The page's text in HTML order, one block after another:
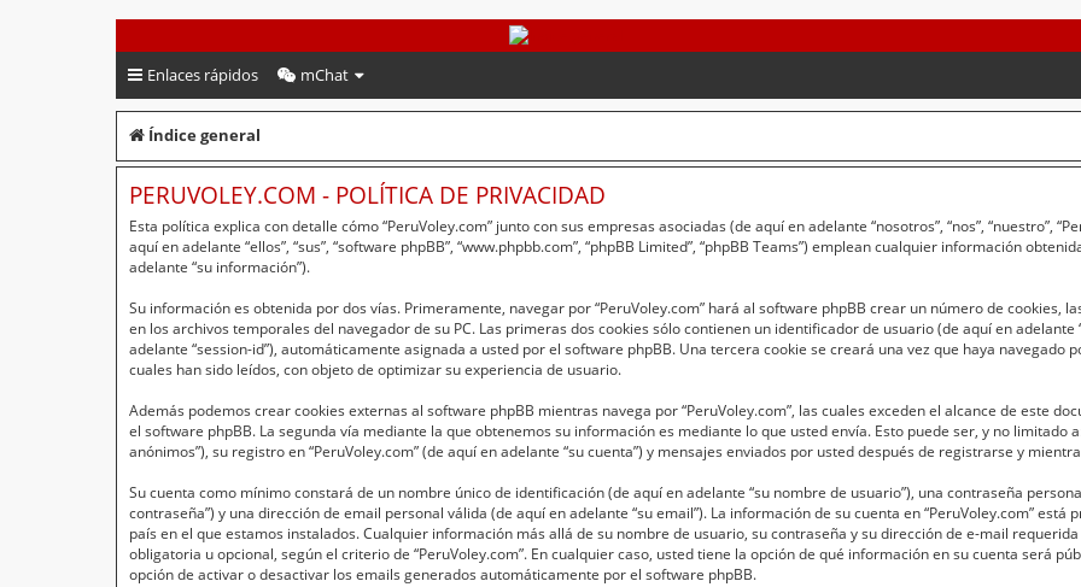
PeruVoley.com
Enlaces rápidos mChat
Índice general
PERUVOLEY.COM - POLÍTICA DE PRIVACIDAD
Esta política explica con detalle cómo “PeruVoley.com” junto con sus empresas asociadas (de aquí en adelante “nosotros”, “nos”, “nuestro”,
aquí en adelante “ellos”, “sus”, “software phpBB”, “www.phpbb.com”, “phpBB Limited”, “phpBB Teams”) emplean cualquier información
adelante “su información”).
Su información es obtenida por dos vías. Primeramente, navegar por “PeruVoley.com” hará al software phpBB crear un número de cookies,
en los archivos temporales del navegador de su PC. Las primeras dos cookies sólo contienen un identificador de usuario (de aquí en
adelante “session-id”), automáticamente asignada a usted por el software phpBB. Una tercera cookie se creará una vez que haya navegado
cuales han sido leídos, con objeto de optimizar su experiencia de usuario.
Además podemos crear cookies externas al software phpBB mientras navega por “PeruVoley.com”, las cuales exceden el alcance de este
el software phpBB. La segunda vía mediante la que obtenemos su información es mediante lo que usted envía. Esto puede ser, y no limitado
anónimos”), su registro en “PeruVoley.com” (de aquí en adelante “su cuenta”) y mensajes enviados por usted después de registrarse y
Su cuenta como mínimo constará de un nombre único de identificación (de aquí en adelante “su nombre de usuario”), una contraseña
contraseña”) y una dirección de email personal válida (de aquí en adelante “su email”). La información de su cuenta en “PeruVoley.com”
país en el que estamos instalados. Cualquier información más allá de su nombre de usuario, su contraseña y su dirección de e-mail
obligatoria u opcional, según el criterio de “PeruVoley.com”. En cualquier caso, usted tiene la opción de qué información en su cuenta será
opción de activar o desactivar los emails generados automáticamente por el software phpBB.